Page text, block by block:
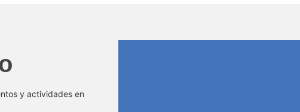
y actividades en